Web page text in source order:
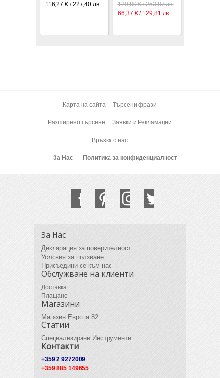
116,27 €/227,40 лв.
129,80 € / 253,87 лв.
66,37 € / 129,81 лв.
Карта на сайта Търсени фрази
Разширено търсене Заявки и Рекламации
Връзка с нас
За Нас Политика за конфиденциалност
За Нас
Декларация за поверителност
Условия за ползване
Присъедини се към нас
Обслужване на клиенти
Доставка
Плащане
Магазини
Магазин Европа 82
Статии
Специализирани Инструменти
Контакти
+359 2 9272009
+359 885 149655